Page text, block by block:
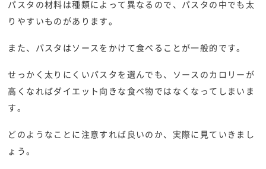
パスタの材料は種類によって異なるので、パスタの中でも太
りやすいものがあります。
また、パスタはソースをかけて食べることが一般的です。
せっかく太りにくいパスタを選んでも、ソースのカロリーが
高くなればダイエット向きな食べ物ではなくなってしまいま
す。
どのようなことに注意すれば良いのか、実際に見ていきまし
ょう。